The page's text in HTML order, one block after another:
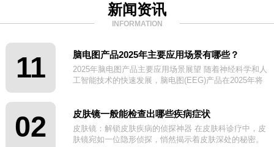
新闻资讯
INFORMATION
11 脑电图产品2025年主要应用场景有哪些？
2025年脑电图产品主要应用场景展望 随着神经科学和人
工智能技术的快速发展，脑电图(EEG)产品在2025年将
02 皮肤镜一般能检查出哪些疾病症状
皮肤镜：解锁皮肤疾病的侦探神器 在皮肤科诊疗中，皮
肤镜宛如一位隐形侦探，悄然揭示着皮肤深处的秘密。